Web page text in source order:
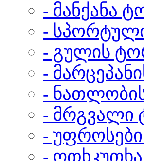
- მანქანა
-
- გულის
-
-
- მრგვალი
-
-